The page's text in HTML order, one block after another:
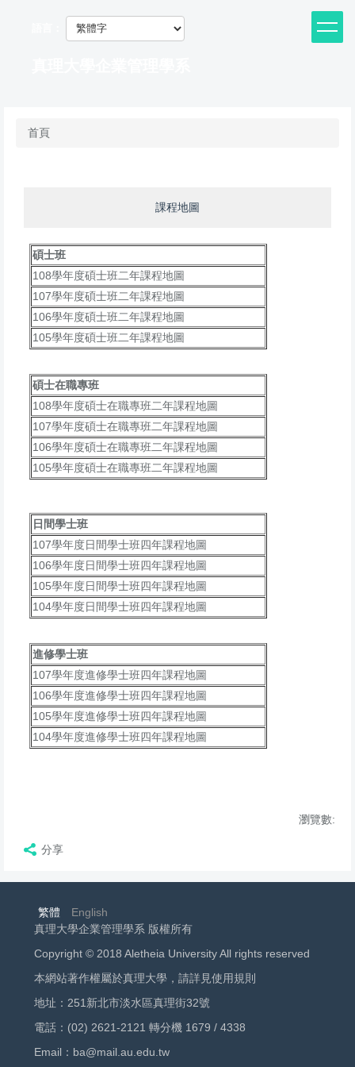
首頁
課程地圖
碩士班
108學年度碩士班二年課程地圖
107學年度碩士班二年課程地圖
106學年度碩士班二年課程地圖
105學年度碩士班二年課程地圖
碩士在職專班
108學年度碩士在職專班二年課程地圖
107學年度碩士在職專班二年課程地圖
106學年度碩士在職專班二年課程地圖
105學年度碩士在職專班二年課程地圖
日間學士班
107學年度日間學士班四年課程地圖
106學年度日間學士班四年課程地圖
105學年度日間學士班四年課程地圖
104學年度日間學士班四年課程地圖
進修學士班
107學年度進修學士班四年課程地圖
106學年度進修學士班四年課程地圖
105學年度進修學士班四年課程地圖
104學年度進修學士班四年課程地圖
瀏覽數:
分享
繁體
English
真理大學企業管理學系 版權所有
Copyright © 2018 Aletheia University All rights reserved
本網站著作權屬於真理大學，請詳見使用規則
地址：251新北市淡水區真理街32號
電話：(02) 2621-2121 轉分機 1679 / 4338
Email：ba@mail.au.edu.tw